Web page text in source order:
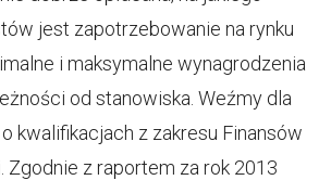
jest zapotrzebowanie na rynku
i maksymalne wynagrodzenia
od stanowiska. Weźmy dla
kwalifikacjach z zakresu Finansów
Zgodnie z raportem za rok 2013